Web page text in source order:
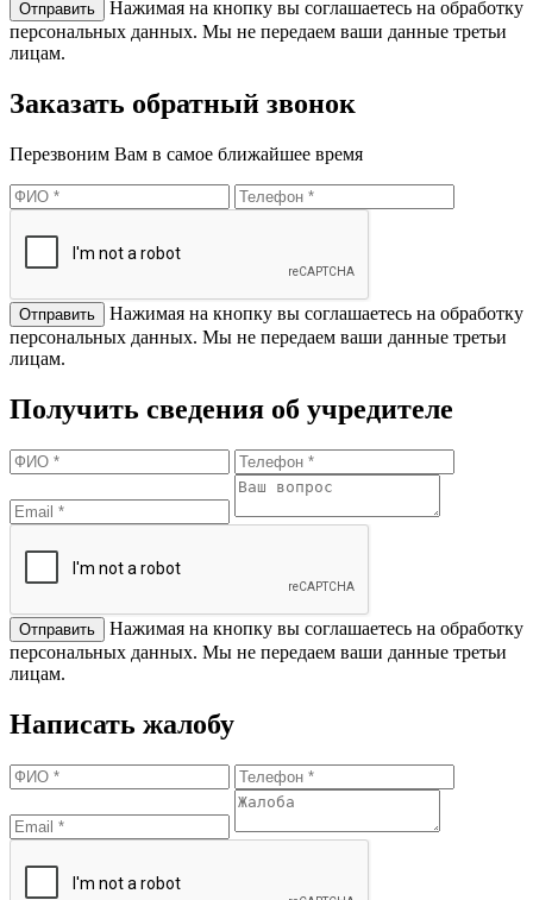
Нажимая на кнопку вы соглашаетесь на обработку
персональных данных. Мы не передаем ваши данные третьи
лицам.
Заказать обратный звонок
Перезвоним Вам в самое ближайшее время
Нажимая на кнопку вы соглашаетесь на обработку
персональных данных. Мы не передаем ваши данные третьи
лицам.
Получить сведения об учредителе
Нажимая на кнопку вы соглашаетесь на обработку
персональных данных. Мы не передаем ваши данные третьи
лицам.
Написать жалобу